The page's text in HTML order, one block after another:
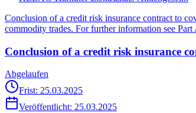
Conclusion of a credit risk insurance contract to
commodity trades. For further information see
Conclusion of a credit risk insurance
Abgelaufen
Frist: 25.03.2025
Veröffentlicht: 25.03.2025